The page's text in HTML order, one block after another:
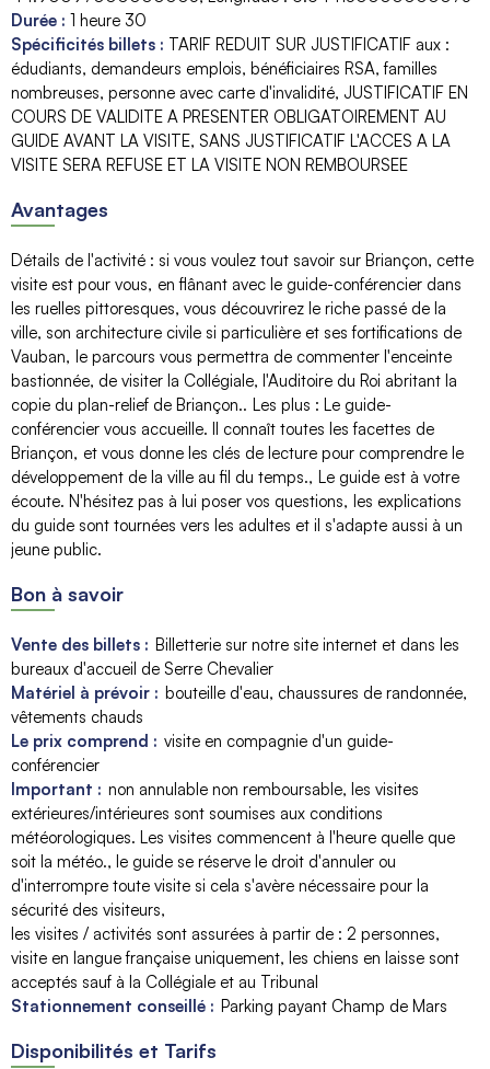
Durée : 1 heure 30
Spécificités billets : TARIF REDUIT SUR JUSTIFICATIF aux :
édudiants, demandeurs emplois, bénéficiaires RSA, familles
nombreuses, personne avec carte d'invalidité JUSTIFICATIF EN
COURS DE VALIDITE A PRESENTER OBLIGATOIREMENT AU
GUIDE AVANT LA VISITE, SANS JUSTIFICATIF L'ACCES A LA
VISITE SERA REFUSE ET LA VISITE NON REMBOURSEE
Avantages
Détails de l'activité : si vous voulez tout savoir sur Briançon, cette
visite est pour vous en flânant avec le guide-conférencier dans
les ruelles pittoresques, vous découvrirez le riche passé de la
ville, son architecture civile si particulière et ses fortifications de
Vauban
le parcours vous permettra de commenter l'enceinte
bastionnée, de visiter la Collégiale, l'Auditoire du Roi abritant la
copie du plan-relief de Briançon.
Les plus : Le guide-
conférencier vous accueille. Il connaît toutes les facettes de
Briançon et vous donne les clés de lecture pour comprendre le
développement de la ville au fil du temps.
Le guide est à votre
écoute. N'hésitez pas à lui poser vos questions
les explications
du guide sont tournées vers les adultes et il s'adapte aussi à un
jeune public
Bon à savoir
Vente des billets : Billetterie sur notre site internet et dans les
bureaux d'accueil de Serre Chevalier
Matériel à prévoir : bouteille d'eau chaussures de randonnée
vêtements chauds
Le prix comprend : visite en compagnie d'un guide-
conférencier
Important : non annulable non remboursable
les visites
extérieures/intérieures sont soumises aux conditions
météorologiques. Les visites commencent à l'heure quelle que
soit la météo.
le guide se réserve le droit d'annuler ou
d'interrompre toute visite si cela s'avère nécessaire pour la
sécurité des visiteurs
les visites / activités sont assurées à partir de : 2 personnes
visite en langue française uniquement
les chiens en laisse sont
acceptés sauf à la Collégiale et au Tribunal
Stationnement conseillé :
Parking payant Champ de Mars
Disponibilités et Tarifs